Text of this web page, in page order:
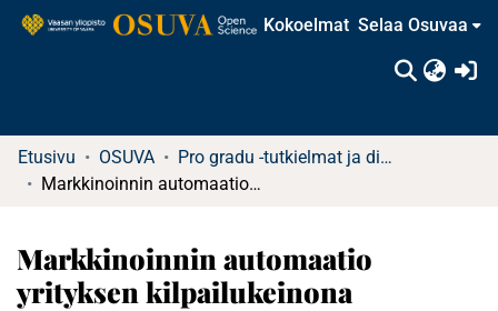
Kokoelmat Selaa Osuvaa
Etusivu OSUVA
Pro gradu -tutkielmat ja diplomityöt (rajattu saatavuus)
Markkinoinnin automaatio yrityksen kilpailukeinona
Markkinoinnin automaatio
yrityksen kilpailukeinona